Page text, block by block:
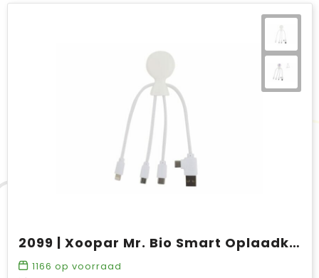
2099 | Xoopar Mr. Bio Smart Oplaadkabel met NFC
1166 op voorraad